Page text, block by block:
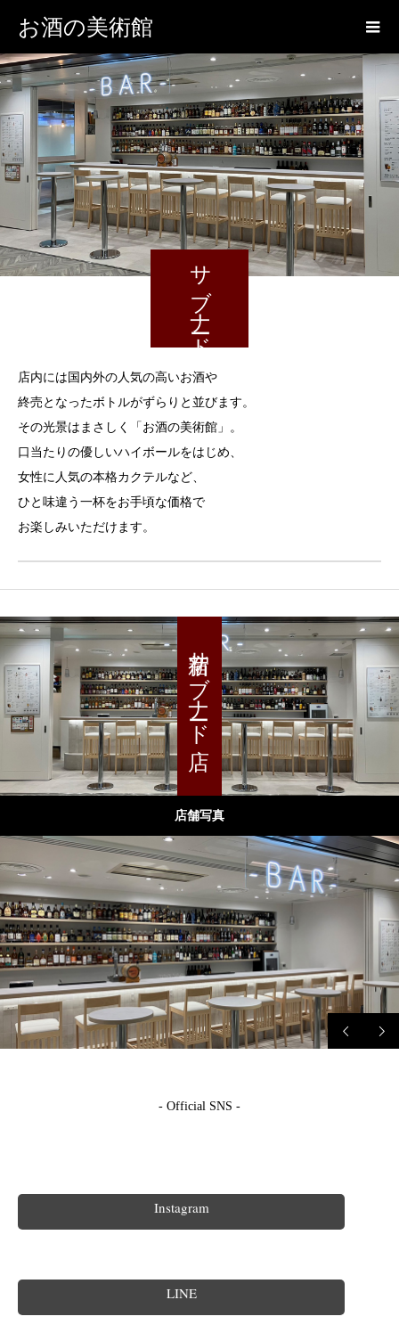
お酒の美術館
サブナード
店内には国内外の人気の高いお酒や
終売となったボトルがずらりと並びます。
その光景はまさしく「お酒の美術館」。
口当たりの優しいハイボールをはじめ、
女性に人気の本格カクテルなど、
ひと味違う一杯をお手頃な価格で
お楽しみいただけます。
新宿サブナード店
店舗写真
- Official SNS -
Instagram
LINE